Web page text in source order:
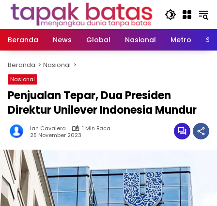
Langsung
Beranda
News Global Nasional Metro
Beranda Nasional
Nasional
Penjualan Tepar, Dua Presiden
Direktur Unilever Indonesia Mundur
Ian Cavalera
1 Min Baca
25 November 2023